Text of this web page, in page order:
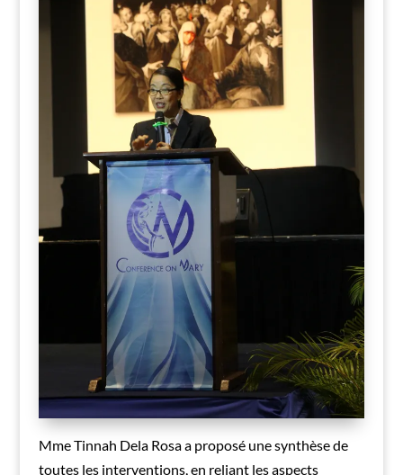
Mme Tinnah Dela Rosa a proposé une synthèse de
toutes les interventions, en reliant les aspects